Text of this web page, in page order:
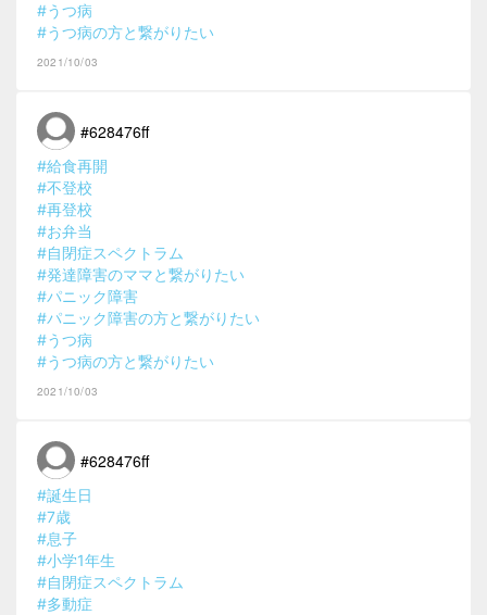
#うつ病
#うつ病の方と繋がりたい
2021/10/03
#628476ff
#給食再開
#不登校
#再登校
#お弁当
#自閉症スペクトラム
#発達障害のママと繋がりたい
#パニック障害
#パニック障害の方と繋がりたい
#うつ病
#うつ病の方と繋がりたい
2021/10/03
#628476ff
#誕生日
#7歳
#息子
#小学1年生
#自閉症スペクトラム
#多動症